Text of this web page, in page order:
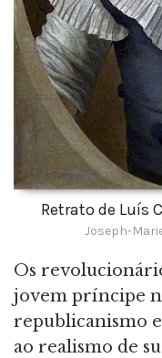
Retrato de Luís
Joseph-
Os
jovem príncipe
republicanismo e
ao realismo de